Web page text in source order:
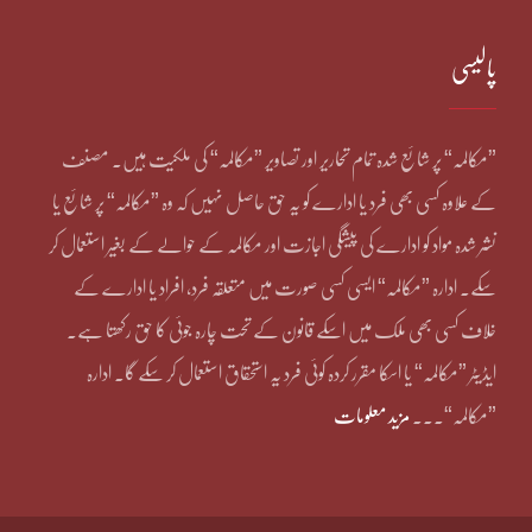
پالیسی
”مکالمہ“ پر شائع شدہ تمام تحاریر اور تصاویر ”مکالمہ“ کی ملکیت ہیں۔ مصنف
کے علاوہ کسی بھی فرد یا ادارے کو یہ حق حاصل نہیں کہ وہ ”مکالمہ“ پر شائع یا
نشر شدہ مواد کو ادارے کی پیشگی اجازت اور مکالمہ کے حوالے کے بغیر استعمال کر
سکے۔ ادارہ ”مکالمہ“ ایسی کسی صورت میں متعلقہ فرد، افراد یا ادارے کے
خلاف کسی بھی ملک میں اسکے قانون کے تحت چارہ جوئی کا حق رکھتا ہے۔
ایڈیٹر ”مکالمہ“ یا اسکا مقرر کردہ کوئی فرد یہ استحقاق استعمال کر سکے گا۔ ادارہ
”مکالمہ“۔۔۔ مزید معلومات